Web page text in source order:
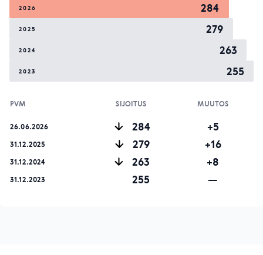
2026 284
2025 279
2024 263
2023 255
PVM SIJOITUS MUUTOS
26.06.2026 284 +5
31.12.2025 279 +16
31.12.2024 263 +8
31.12.2023 255 —